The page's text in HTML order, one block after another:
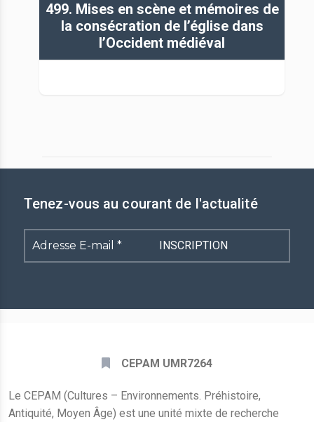
499. Mises en scène et mémoires de
la consécration de l’église dans
l’Occident médiéval
Tenez-vous au courant de l'actualité
Adresse
E-
CEPAM UMR7264
Le CEPAM (Cultures – Environnements. Préhistoire,
Antiquité, Moyen Âge) est une unité mixte de recherche